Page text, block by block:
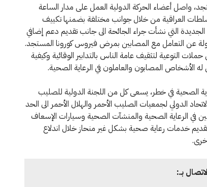
واصل أعضاء الحركة الدولية العمل على مدار الساعة
العراقية من خلال جوانب مختلفة بضمنها تكييف
الجديدة التي نشأت جراء الجائحة الى جانب تقديم دعم إضافي
عن التعامل مع المصابين بمرض فيروس كورونا المستجد.
التوعية لتثقيف عامة الناس بالتدابير الوقائية وكيفية
الأشخاص المصابون والعاملون في الرعاية الصحية.
الصحية في خطر، يسعى كل من اللجنة الدولية للصليب
الدولي لجمعيات الصليب الأحمر والهلال الأحمر الى الحد
في الرعاية الصحية والمنشآت الصحية وسيارات الإسعاف
خدمات رعاية صحية بشكل غير منحاز خلال اندلاع
بــ: